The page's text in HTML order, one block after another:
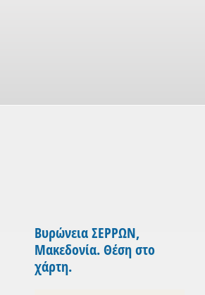
Βυρώνεια ΣΕΡΡΩΝ,
Μακεδονία. Θέση στο
χάρτη.